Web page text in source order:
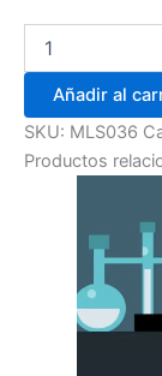
Añadir al
SKU: MLS036
Productos